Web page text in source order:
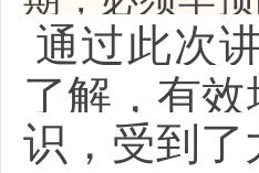
通过此次
了解，有
识，受到